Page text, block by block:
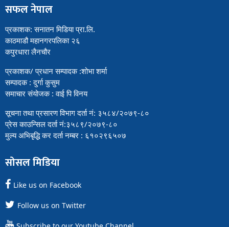
सफल नेपाल
प्रकाशक: सनातन मिडिया प्रा.लि.
काठमाडौ महानगरपलिका २६
कपुरधारा लैनचौर
प्रकाशक/ प्रधान सम्पादक :शोभा शर्मा
सम्पादक : दुर्गा कुसुम
समाचार संयोजक : वाई पि विनय
सूचना तथा प्रसारण विभाग दर्ता नं: ३५८४/२०७९-८०
प्रेस काउन्सिल दर्ता नं:३५८९/२०७९-८०
मुल्य अभिबृद्धि कर दर्ता नम्बर : ६१०२९६५०७
सोसल मिडिया
Like us on Facebook
Follow us on Twitter